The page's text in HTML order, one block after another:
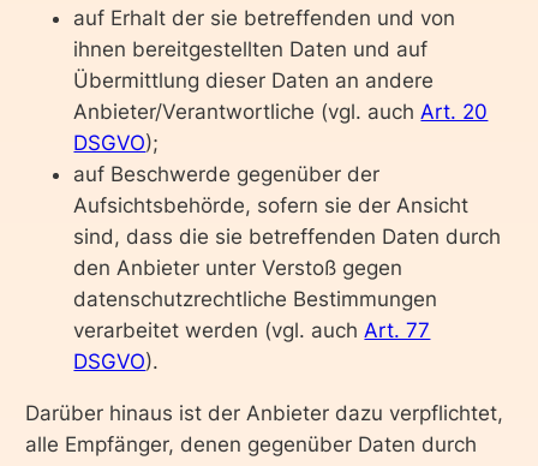
auf Erhalt der sie betreffenden und von
ihnen bereitgestellten Daten und auf
Übermittlung dieser Daten an andere
Anbieter/Verantwortliche (vgl. auch Art. 20
DSGVO);
auf Beschwerde gegenüber der
Aufsichtsbehörde, sofern sie der Ansicht
sind, dass die sie betreffenden Daten durch
den Anbieter unter Verstoß gegen
datenschutzrechtliche Bestimmungen
verarbeitet werden (vgl. auch Art. 77
DSGVO).
Darüber hinaus ist der Anbieter dazu verpflichtet,
alle Empfänger, denen gegenüber Daten durch